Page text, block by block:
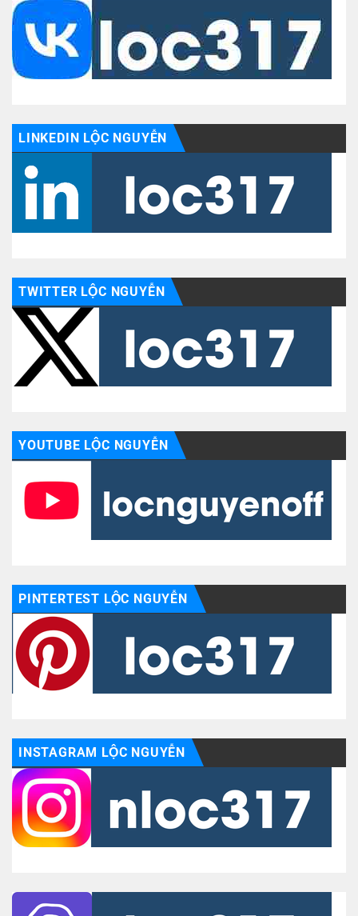
LINKEDIN LỘC NGUYỄN
TWITTER LỘC NGUYỄN
YOUTUBE LỘC NGUYỄN
PINTERTEST LỘC NGUYỄN
INSTAGRAM LỘC NGUYỄN